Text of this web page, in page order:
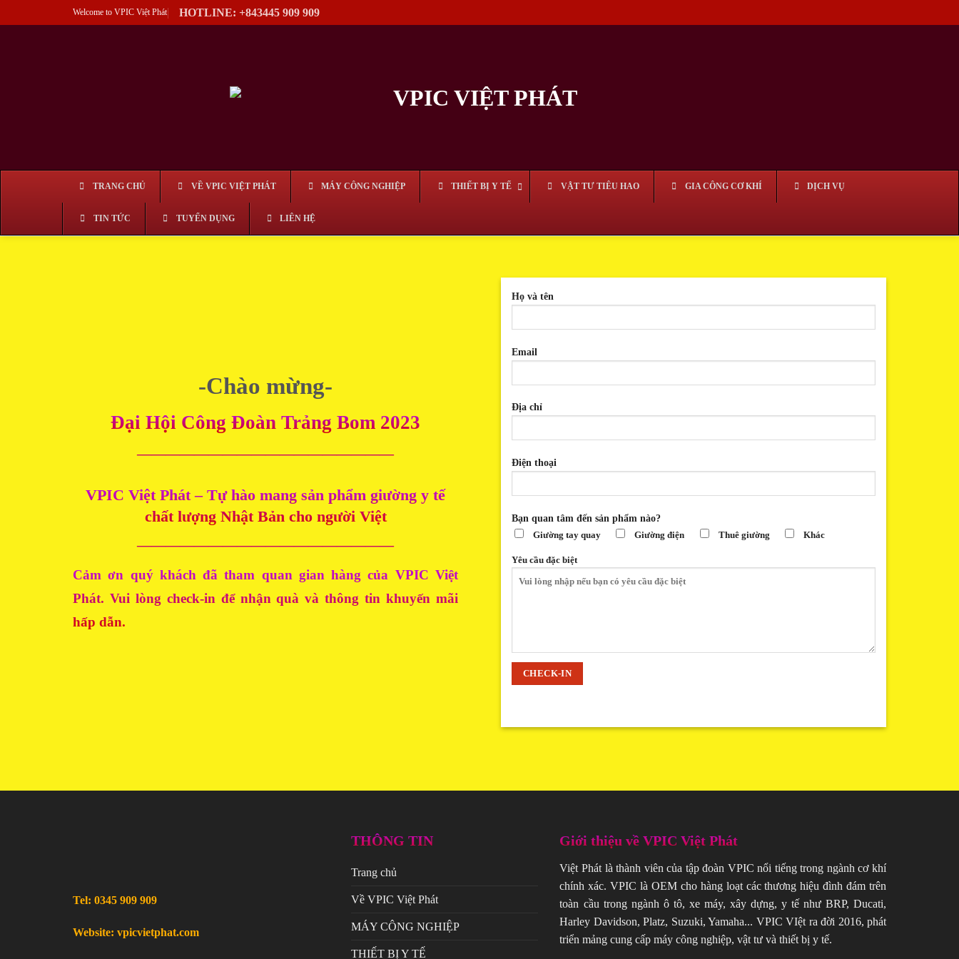
to
Welcome to VPIC Việt Phát HOTLINE: +843445 909 909
TRANG CHỦ VỀ VPIC VIỆT PHÁT MÁY CÔNG NGHIỆP THIẾT BỊ Y TẾ VẬT TƯ TIÊU HAO GIA CÔNG CƠ KHÍ DỊCH VỤ
TIN TỨC TUYỂN DỤNG LIÊN HỆ
-Chào mừng-
Đại Hội Công Đoàn Trảng Bom 2023
——————————————————
VPIC Việt Phát – Tự hào mang sản phẩm giường y tế
chất lượng Nhật Bản cho người Việt
——————————————————
Cảm ơn quý khách đã tham quan gian hàng của VPIC Việt
Phát. Vui lòng check-in để nhận quà và thông tin khuyến mãi
hấp dẫn.
Họ và tên
Email
Địa chỉ
Điện thoại
Bạn quan tâm đến sản phẩm nào?
Giường tay quay Giường điện Thuê giường Khác
Yêu cầu đặc biệt
Tel: 0345 909 909
Website: vpicvietphat.com
THÔNG TIN
Trang chủ
Về VPIC Việt Phát
MÁY CÔNG NGHIỆP
THIẾT BỊ Y TẾ
Giới thiệu về VPIC Việt Phát
Việt Phát là thành viên của tập đoàn VPIC nổi tiếng trong ngành cơ khí
chính xác. VPIC là OEM cho hàng loạt các thương hiệu đình đám trên
toàn cầu trong ngành ô tô, xe máy, xây dựng, y tế như BRP, Ducati,
Harley Davidson, Platz, Suzuki, Yamaha... VPIC VIệt ra đời 2016, phát
triển mảng cung cấp máy công nghiệp, vật tư và thiết bị y tế.